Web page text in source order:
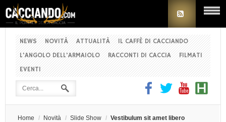
NEWS NOVITÀ ATTUALITÀ
IL CAFFÈ DI CACCIANDO
L'ANGOLO DELL'ARMAIOLO
RACCONTI DI CACCIA
FILMATI
EVENTI
Home / Novità / Slide Show / Vestibulum sit amet libero